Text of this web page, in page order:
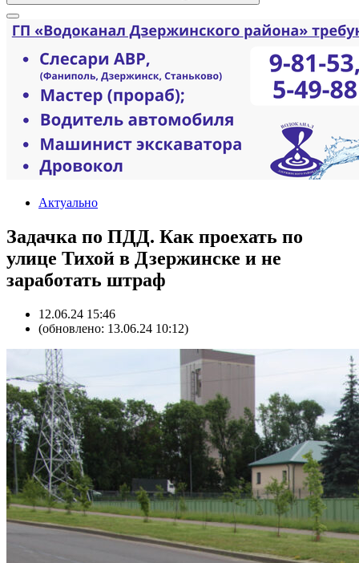
Актуально
Задачка по ПДД. Как проехать по
улице Тихой в Дзержинске и не
заработать штраф
12.06.24 15:46
(обновлено: 13.06.24 10:12)